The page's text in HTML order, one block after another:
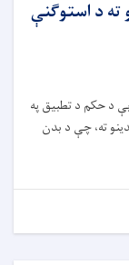
ته د استوګنې
د حکم د تطبیق په
ته، چې د بدن